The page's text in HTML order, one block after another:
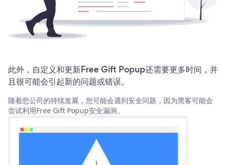
此外，自定义和更新Free Gift Popup还需要更多时间，并
且很可能会引起新的问题或错误。
随着您公司的持续发展，您可能会遇到安全问题，因为黑客可能会
尝试利用Free Gift Popup安全漏洞。